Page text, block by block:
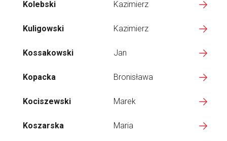
Kolebski Kazimierz
Kuligowski Kazimierz
Kossakowski Jan
Kopacka Bronisława
Kociszewski Marek
Koszarska Maria